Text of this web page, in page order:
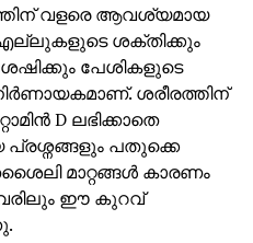
വളരെ ആവശ്യമായ
ശക്തിക്കും
പേശികളുടെ
ശരീരത്തിന്
D ലഭിക്കാതെ
പതുക്കെ
മാറ്റങ്ങൾ കാരണം
ഈ കുറവ്